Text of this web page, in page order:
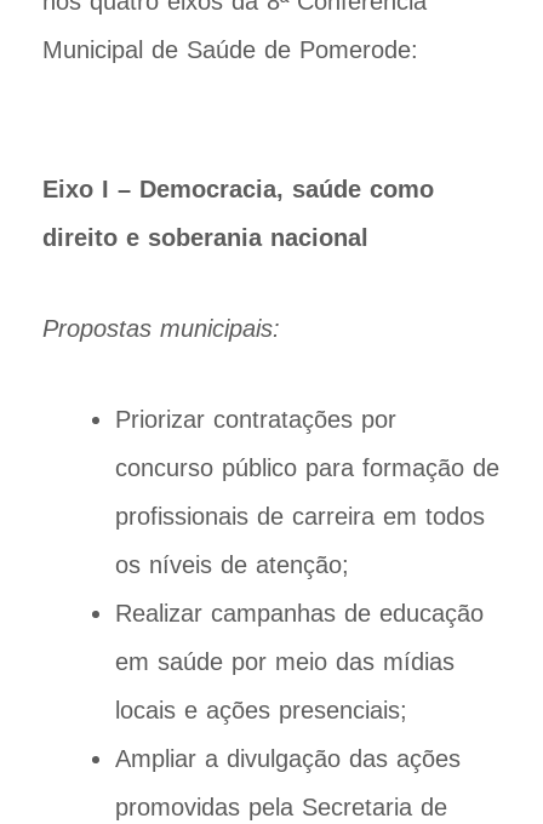
Municipal de Saúde de Pomerode:
Eixo I – Democracia, saúde como
direito e soberania nacional
Propostas municipais:
Priorizar contratações por
concurso público para formação de
profissionais de carreira em todos
os níveis de atenção;
Realizar campanhas de educação
em saúde por meio das mídias
locais e ações presenciais;
Ampliar a divulgação das ações
promovidas pela Secretaria de